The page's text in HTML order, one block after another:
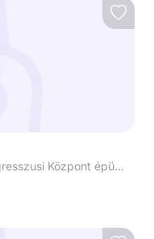
1124 Budapest, Jagelló út 1-3. Kongresszusi Központ épülete, további bejutási részletekért vedd fel velünk a kapcsolatot